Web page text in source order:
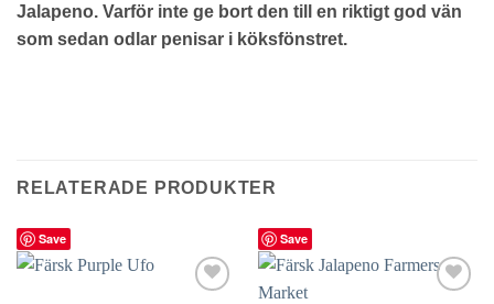
Jalapeno. Varför inte ge bort den till en riktigt god vän
som sedan odlar penisar i köksfönstret.
RELATERADE PRODUKTER
Save Save